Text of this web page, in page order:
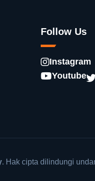
Follow Us
Instagram
Youtube
. Hak cipta dilindungi